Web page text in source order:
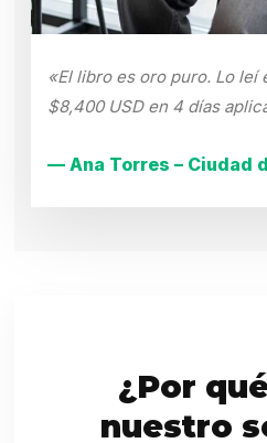
«El libro es oro puro. Lo leí
$8,400 USD en 4 días
— Ana Torres – Ciudad
¿Por
nuestro